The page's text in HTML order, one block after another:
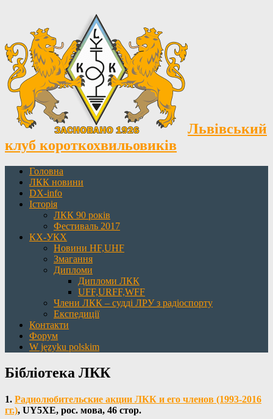
Львівський
клуб короткохвильовиків
Головна
ЛКК новини
DX-info
Історія
ЛКК 90 років
Фестиваль 2017
КХ-УКХ
Новини HF,UHF
Змагання
Дипломи
Дипломи ЛКК
UFF,URFF,WFF
Члени ЛКК – судді ЛРУ з радіоспорту
Експедиції
Контакти
Форум
W języku polskim
Бібліотека ЛКК
1. Радиолюбительские акции ЛКК и его членов (1993-2016
гг.), UY5XE, рос. мова, 46 стор.